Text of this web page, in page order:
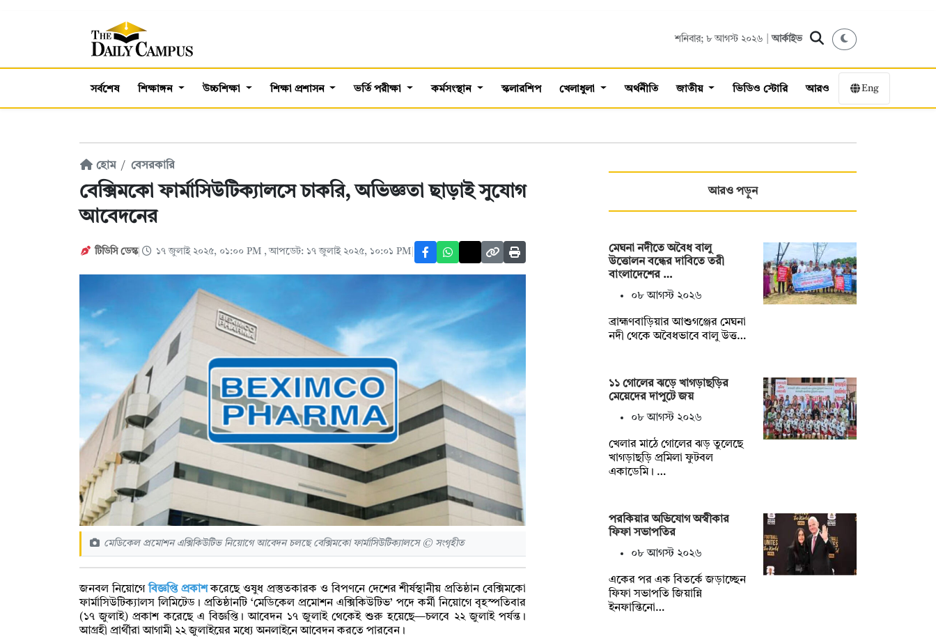
শনিবার; ৮ আগস্ট ২০২৬ |আর্কাইভ
সর্বশেষ শিক্ষাঙ্গন উচ্চশিক্ষা শিক্ষা প্রশাসন ভর্তি পরীক্ষা কর্মসংস্থান স্কলারশিপ খেলাধুলা অর্থনীতি জাতীয় ভিডিও স্টোরি আরও Eng
হোম বেসরকারি
বেক্সিমকো ফার্মাসিউটিক্যালসে চাকরি, অভিজ্ঞতা ছাড়াই সুযোগ
আবেদনের
টিডিসি ডেস্ক ১৭ জুলাই ২০২৫, ০১:০০ PM , আপডেট: ১৭ জুলাই ২০২৫, ১০:০১ PM
মেডিকেল প্রমোশন এক্সিকিউটিভ নিয়োগে আবেদন চলছে বেক্সিমকো ফার্মাসিউটিক্যালসে © সংগৃহীত
জনবল নিয়োগেবিজ্ঞপ্তি প্রকাশকরেছে ওষুধ প্রস্তুতকারক ও বিপণনে দেশের শীর্ষস্থানীয় প্রতিষ্ঠান বেক্সিমকো
ফার্মাসিউটিক্যালস লিমিটেড। প্রতিষ্ঠানটি ‘মেডিকেল প্রমোশন এক্সিকিউটিভ’ পদে কর্মী নিয়োগে বৃহস্পতিবার
(১৭ জুলাই) প্রকাশ করেছে এ বিজ্ঞপ্তি। আবেদন ১৭ জুলাই থেকেই শুরু হয়েছে—চলবে ২২ জুলাই পর্যন্ত।
আগ্রহী প্রার্থীরা আগামী ২২ জুলাইয়ের মধ্যে অনলাইনে আবেদন করতে পারবেন।
আরও পড়ুন
মেঘনা নদীতে অবৈধ বালু
উত্তোলন বন্ধের দাবিতে তরী
বাংলাদেশের …
০৮ আগস্ট ২০২৬
ব্রাহ্মণবাড়িয়ার আশুগঞ্জের মেঘনা
নদী থেকে অবৈধভাবে বালু উত্ত…
১১ গোলের ঝড়ে খাগড়াছড়ির
মেয়েদের দাপুটে জয়
০৮ আগস্ট ২০২৬
খেলার মাঠে গোলের ঝড় তুলেছে
খাগড়াছড়ি প্রমিলা ফুটবল
একাডেমি। …
পরকিয়ার অভিযোগ অস্বীকার
ফিফা সভাপতির
০৮ আগস্ট ২০২৬
একের পর এক বিতর্কে জড়াচ্ছেন
ফিফা সভাপতি জিয়ান্নি
ইনফান্তিনো…